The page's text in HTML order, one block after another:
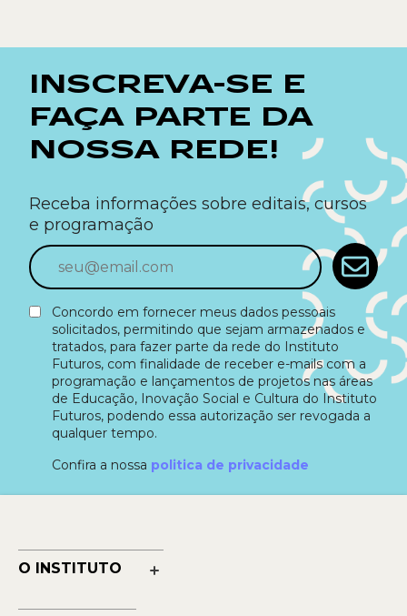
INSCREVA-SE E
FAÇA PARTE DA
NOSSA REDE!
Receba informações sobre editais, cursos
e programação
Concordo em fornecer meus dados pessoais
solicitados, permitindo que sejam armazenados e
tratados, para fazer parte da rede do Instituto
Futuros, com finalidade de receber e-mails com a
programação e lançamentos de projetos nas áreas
de Educação, Inovação Social e Cultura do Instituto
Futuros, podendo essa autorização ser revogada a
qualquer tempo.
Confira a nossa politica de privacidade
O INSTITUTO
Nossos Números